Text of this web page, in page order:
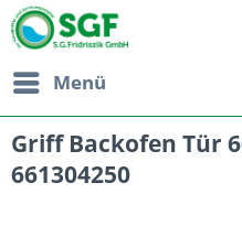
Menü
Griff Backofen Tür
661304250